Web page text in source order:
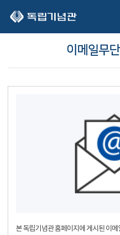
이메일무
본 독립기념관 홈페이지에 게시된 이